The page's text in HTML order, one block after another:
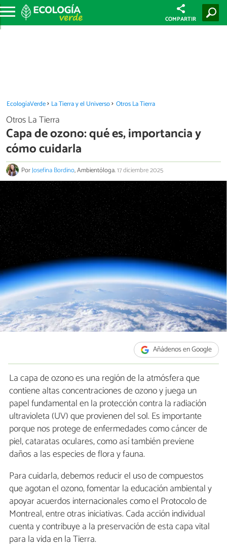
COMPARTIR
EcologíaVerde La Tierra y el Universo Otros La Tierra
Otros La Tierra
Capa de ozono: qué es, importancia y
cómo cuidarla
PorJosefina Bordino, Ambientóloga.17 diciembre 2025
Añádenos en Google
La capa de ozono es una región de la atmósfera que
contiene altas concentraciones de ozono y juega un
papel fundamental en la protección contra la radiación
ultravioleta (UV) que provienen del sol. Es importante
porque nos protege de enfermedades como cáncer de
piel, cataratas oculares, como así también previene
daños a las especies de flora y fauna.
Para cuidarla, debemos reducir el uso de compuestos
que agotan el ozono, fomentar la educación ambiental y
apoyar acuerdos internacionales como el Protocolo de
Montreal, entre otras iniciativas. Cada acción individual
cuenta y contribuye a la preservación de esta capa vital
para la vida en la Tierra.